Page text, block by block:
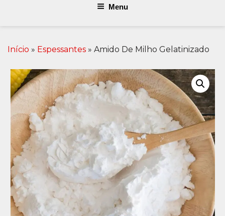
Menu
Início » Espessantes » Amido De Milho Gelatinizado